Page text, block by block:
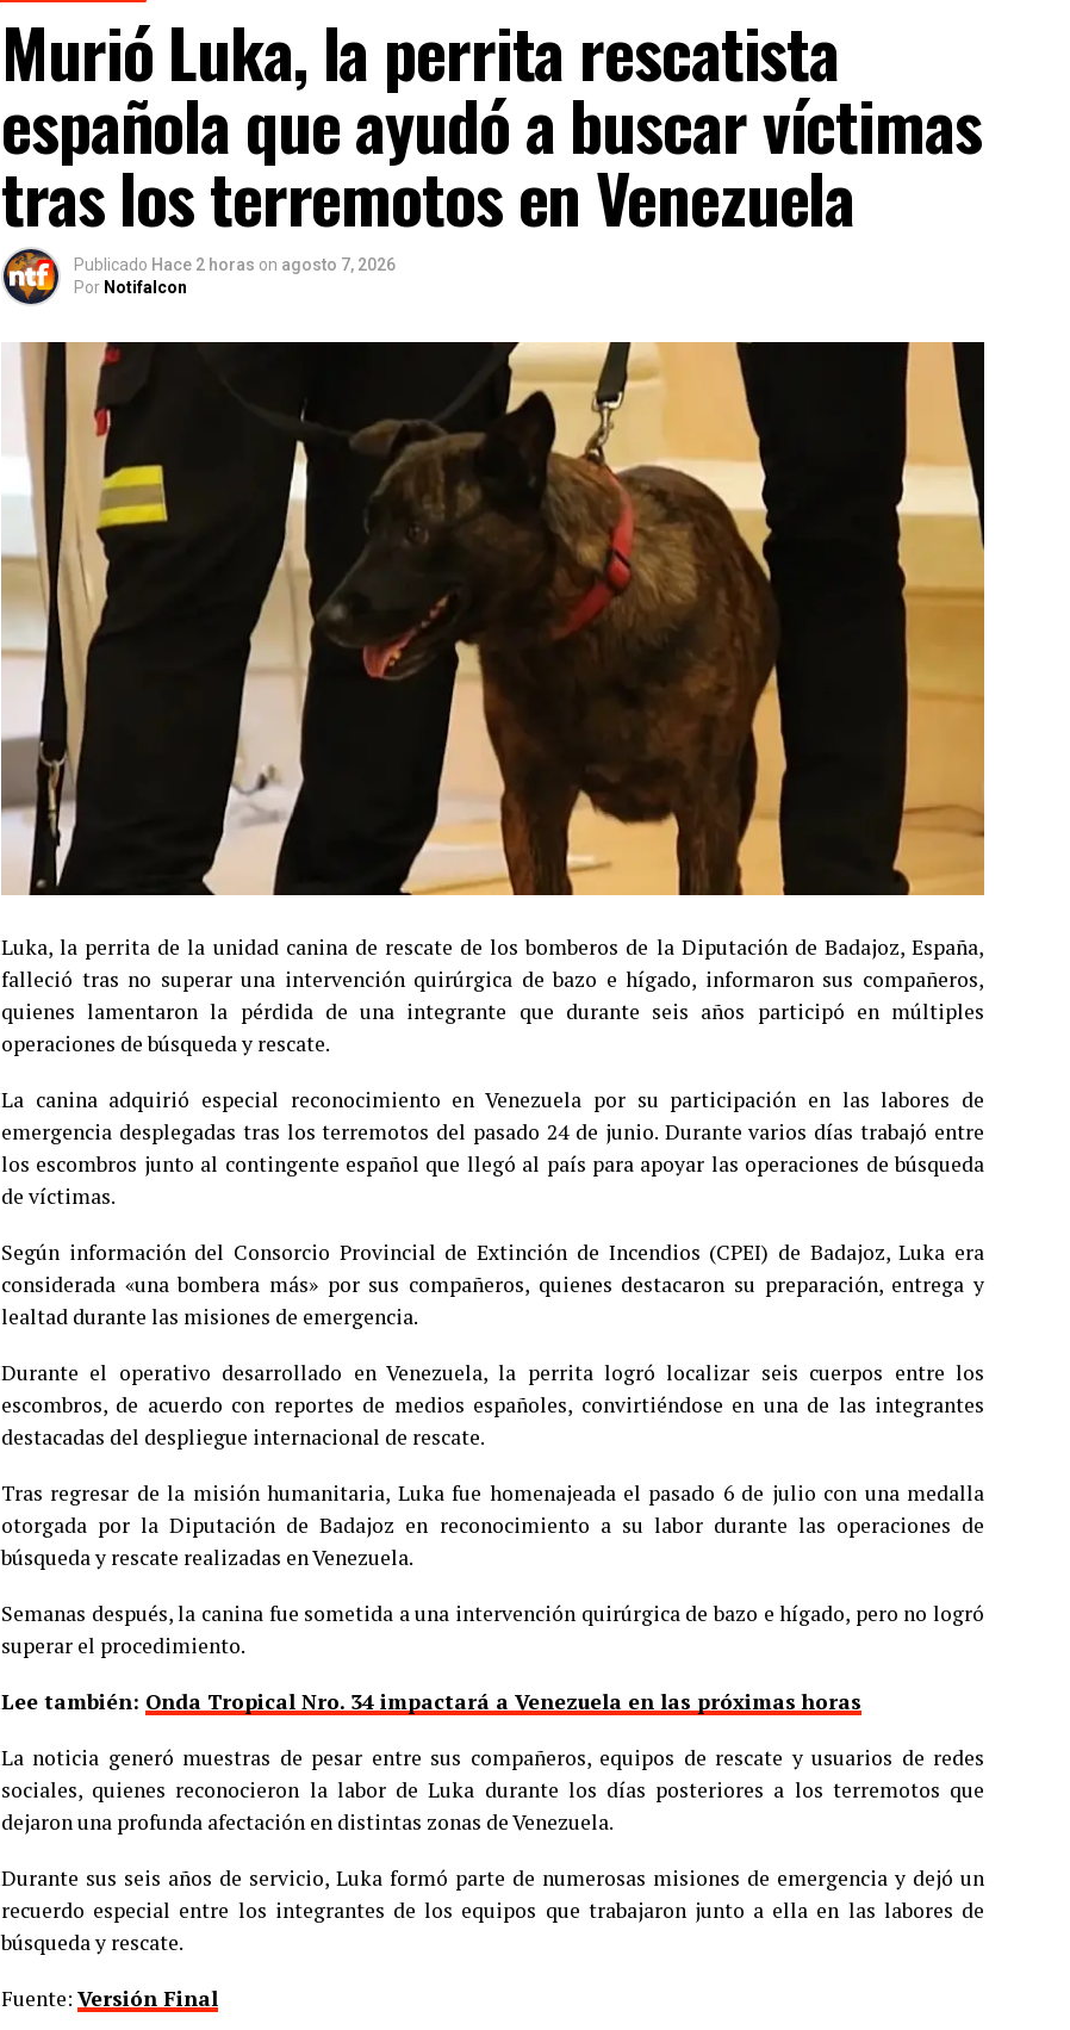
Murió Luka, la perrita rescatista
española que ayudó a buscar víctimas
tras los terremotos en Venezuela
Publicado Hace 2 horas on agosto 7, 2026
Por Notifalcon
Luka, la perrita de la unidad canina de rescate de los bomberos de la Diputación de Badajoz, España,
falleció tras no superar una intervención quirúrgica de bazo e hígado, informaron sus compañeros,
quienes lamentaron la pérdida de una integrante que durante seis años participó en múltiples
operaciones de búsqueda y rescate.
La canina adquirió especial reconocimiento en Venezuela por su participación en las labores de
emergencia desplegadas tras los terremotos del pasado 24 de junio. Durante varios días trabajó entre
los escombros junto al contingente español que llegó al país para apoyar las operaciones de búsqueda
de víctimas.
Según información del Consorcio Provincial de Extinción de Incendios (CPEI) de Badajoz, Luka era
considerada «una bombera más» por sus compañeros, quienes destacaron su preparación, entrega y
lealtad durante las misiones de emergencia.
Durante el operativo desarrollado en Venezuela, la perrita logró localizar seis cuerpos entre los
escombros, de acuerdo con reportes de medios españoles, convirtiéndose en una de las integrantes
destacadas del despliegue internacional de rescate.
Tras regresar de la misión humanitaria, Luka fue homenajeada el pasado 6 de julio con una medalla
otorgada por la Diputación de Badajoz en reconocimiento a su labor durante las operaciones de
búsqueda y rescate realizadas en Venezuela.
Semanas después, la canina fue sometida a una intervención quirúrgica de bazo e hígado, pero no logró
superar el procedimiento.
Lee también: Onda Tropical Nro. 34 impactará a Venezuela en las próximas horas
La noticia generó muestras de pesar entre sus compañeros, equipos de rescate y usuarios de redes
sociales, quienes reconocieron la labor de Luka durante los días posteriores a los terremotos que
dejaron una profunda afectación en distintas zonas de Venezuela.
Durante sus seis años de servicio, Luka formó parte de numerosas misiones de emergencia y dejó un
recuerdo especial entre los integrantes de los equipos que trabajaron junto a ella en las labores de
búsqueda y rescate.
Fuente: Versión Final